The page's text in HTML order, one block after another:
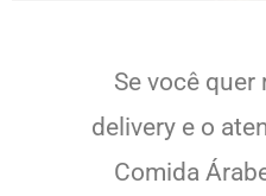
Se você
delivery e o
Comida